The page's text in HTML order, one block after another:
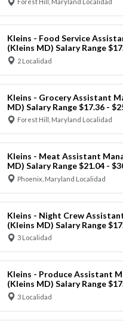
Forest Hill, Maryland Localidad
Kleins - Food Service
(Kleins MD) Salary Range
2 Localidad
Kleins - Grocery Assistant
MD) Salary Range $17.36 -
Forest Hill, Maryland Localidad
Kleins - Meat Assistant
MD) Salary Range $21.04 -
Phoenix, Maryland Localidad
Kleins - Night Crew
(Kleins MD) Salary Range
3 Localidad
Kleins - Produce Assistant
(Kleins MD) Salary Range
3 Localidad